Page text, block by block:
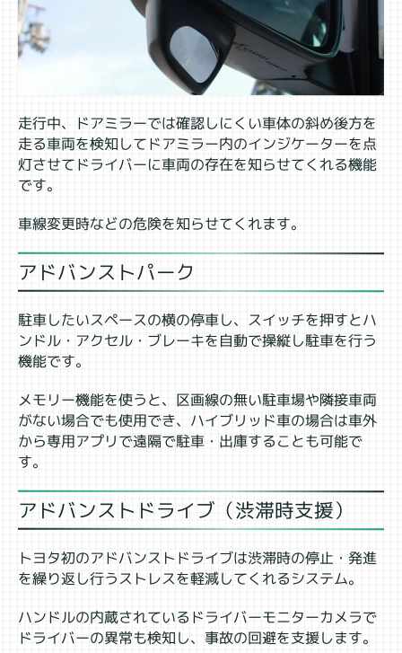
走行中、ドアミラーでは確認しにくい車体の斜め後方を
走る車両を検知してドアミラー内のインジケーターを点
灯させてドライバーに車両の存在を知らせてくれる機能
です。
車線変更時などの危険を知らせてくれます。
アドバンストパーク
駐車したいスペースの横の停車し、スイッチを押すとハ
ンドル・アクセル・ブレーキを自動で操縦し駐車を行う
機能です。
メモリー機能を使うと、区画線の無い駐車場や隣接車両
がない場合でも使用でき、ハイブリッド車の場合は車外
から専用アプリで遠隔で駐車・出庫することも可能で
す。
アドバンストドライブ（渋滞時支援）
トヨタ初のアドバンストドライブは渋滞時の停止・発進
を繰り返し行うストレスを軽減してくれるシステム。
ハンドルの内蔵されているドライバーモニターカメラで
ドライバーの異常も検知し、事故の回避を支援します。